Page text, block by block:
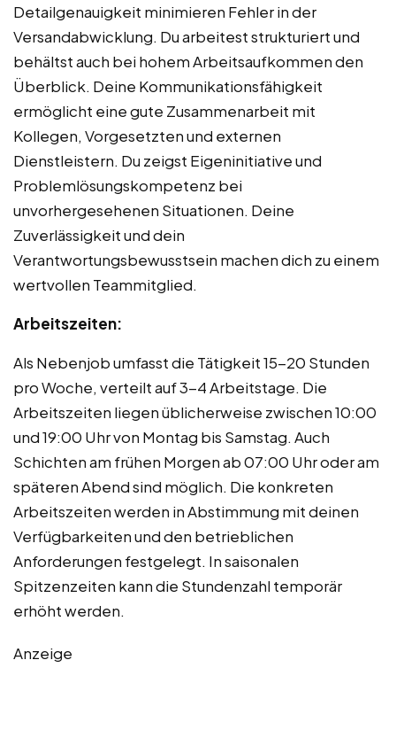
Detailgenauigkeit minimieren Fehler in der
Versandabwicklung. Du arbeitest strukturiert und
behältst auch bei hohem Arbeitsaufkommen den
Überblick. Deine Kommunikationsfähigkeit
ermöglicht eine gute Zusammenarbeit mit
Kollegen, Vorgesetzten und externen
Dienstleistern. Du zeigst Eigeninitiative und
Problemlösungskompetenz bei
unvorhergesehenen Situationen. Deine
Zuverlässigkeit und dein
Verantwortungsbewusstsein machen dich zu einem
wertvollen Teammitglied.
Arbeitszeiten:
Als Nebenjob umfasst die Tätigkeit 15-20 Stunden
pro Woche, verteilt auf 3-4 Arbeitstage. Die
Arbeitszeiten liegen üblicherweise zwischen 10:00
und 19:00 Uhr von Montag bis Samstag. Auch
Schichten am frühen Morgen ab 07:00 Uhr oder am
späteren Abend sind möglich. Die konkreten
Arbeitszeiten werden in Abstimmung mit deinen
Verfügbarkeiten und den betrieblichen
Anforderungen festgelegt. In saisonalen
Spitzenzeiten kann die Stundenzahl temporär
erhöht werden.
Anzeige